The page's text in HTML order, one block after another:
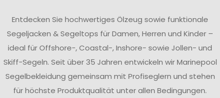
Entdecken Sie hochwertiges Ölzeug sowie funktionale
Segeljacken & Segeltops für Damen, Herren und Kinder –
ideal für Offshore-, Coastal-, Inshore- sowie Jollen- und
Skiff-Segeln. Seit über 35 Jahren entwickeln wir Marinepool
Segelbekleidung gemeinsam mit Profiseglern und stehen
für höchste Produktqualität unter allen Bedingungen.